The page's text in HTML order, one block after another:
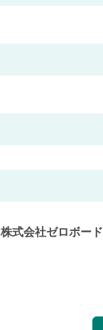
株式会社ゼロボード